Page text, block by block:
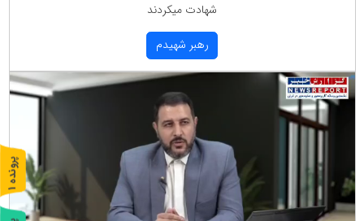
شهادت میكردند
رهبر شهیدم
پ
ر
و
ن
د
ه
1